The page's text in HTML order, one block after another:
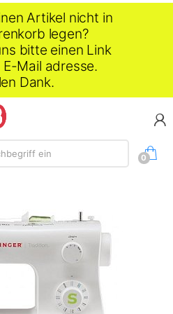
Artikel nicht in
legen?
bitte einen Link
Mail adresse.
Dank.
ein
0